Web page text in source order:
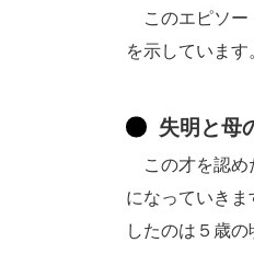
このエピソー
を示しています
失明と母
この才を認め
になっていき
したのは５歳